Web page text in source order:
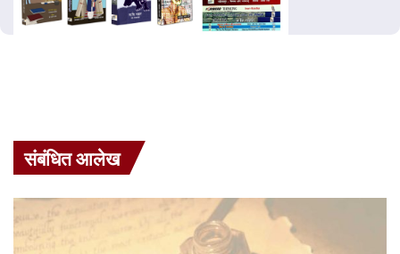
संबंधित आलेख